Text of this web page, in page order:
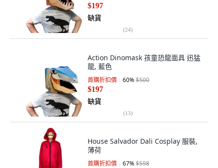
$197
缺貨
(24)
Action Dinomask 孩童恐龍面具 迅猛
龍, 藍色
首購折扣價 60%$500
$197
缺貨
(13)
House Salvador Dali Cosplay 服裝,
薄荷
首購折扣價 67%$598